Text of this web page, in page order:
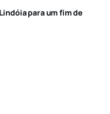
para um fim de